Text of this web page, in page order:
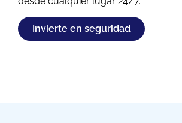
Invierte en seguridad